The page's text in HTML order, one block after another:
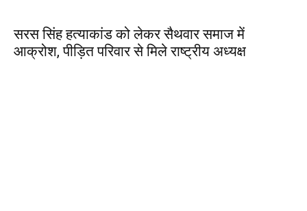
सरस सिंह हत्याकांड को लेकर सैथवार समाज में
आक्रोश, पीड़ित परिवार से मिले राष्ट्रीय अध्यक्ष